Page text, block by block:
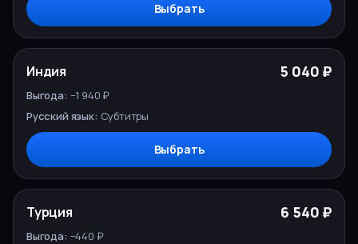
Выбрать
Индия 5 040 ₽
−1 940 ₽
Субтитры
Выбрать
Турция 6 540 ₽
−440 ₽